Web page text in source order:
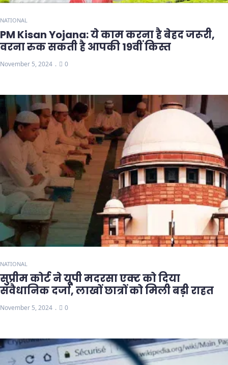
NATIONAL
PM Kisan Yojana: ये काम करना है बेहद जरूरी,
वरना रुक सकती है आपकी 19वीं किस्त
November 5, 2024 0
NATIONAL
सुप्रीम कोर्ट ने यूपी मदरसा एक्ट को दिया
संवैधानिक दर्जा, लाखों छात्रों को मिली बड़ी राहत
November 5, 2024 0